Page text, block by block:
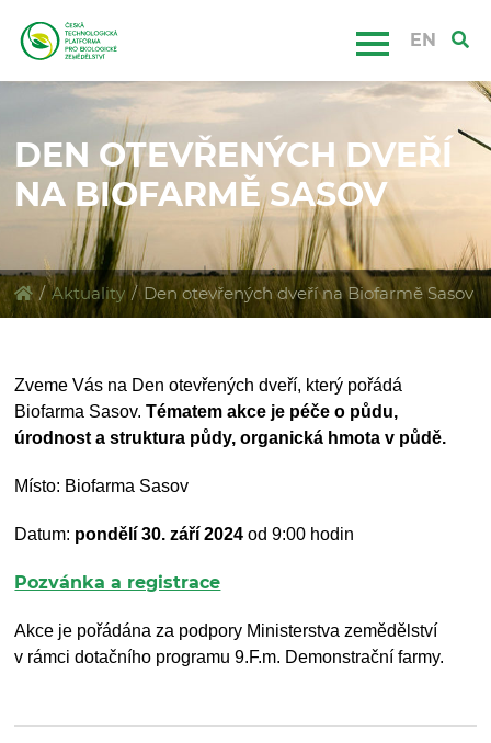
EN
DEN OTEVŘENÝCH DVEŘÍ
NA BIOFARMĚ SASOV
/ Aktuality / Den otevřených dveří na Biofarmě Sasov
Zveme Vás na Den otevřených dveří, který pořádá
Biofarma Sasov.Tématem akce je péče o půdu,
úrodnost a struktura půdy, organická hmota v půdě.
Místo: Biofarma Sasov
Datum: pondělí 30. září2024 od 9:00 hodin
Pozvánka a registrace
Akce je pořádána za podpory Ministerstva zemědělství
v rámci dotačního programu 9.F.m. Demonstrační farmy.